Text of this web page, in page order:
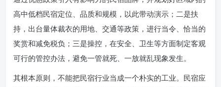
高中低档民宿定位、品质和规模，以此带动演示；二是扶
持，出台量体裁衣的用地、交通等政策，进行当令、恰当的
奖赏和减免税负；三是操控，在安全、卫生等方面制定客观
可行的管控办法，避免一管就死、一放就乱现象发生。
其根本原则，不能把民宿行业当成一个朴实的工业。民宿应